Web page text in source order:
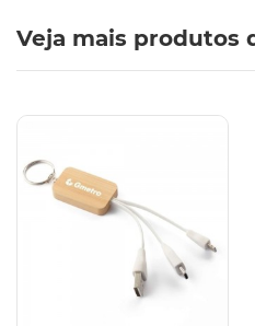
Veja mais produtos